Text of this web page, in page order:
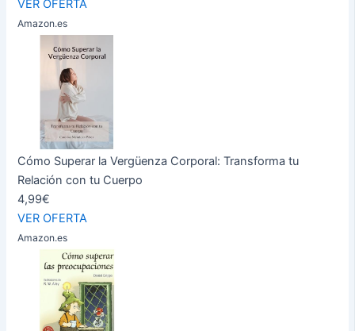
VER OFERTA
Amazon.es
Cómo Superar la Vergüenza Corporal: Transforma tu
Relación con tu Cuerpo
4,99€
VER OFERTA
Amazon.es